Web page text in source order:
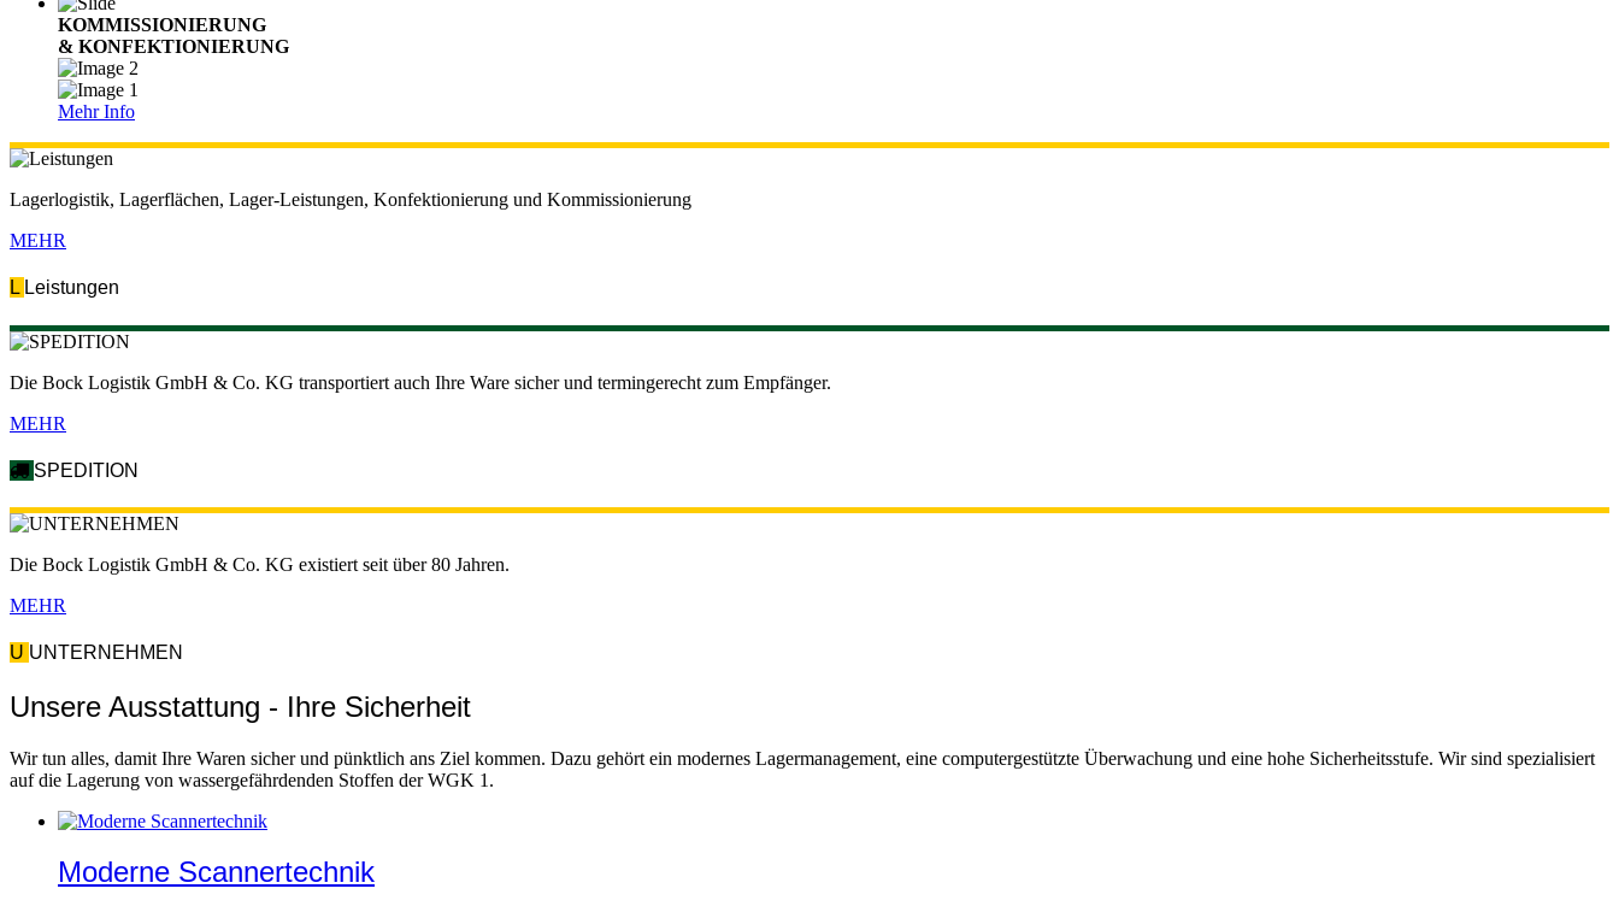
KOMMISSIONIERUNG
& KONFEKTIONIERUNG
Mehr Info
Lagerlogistik, Lagerflächen, Lager-Leistungen, Konfektionierung und Kommissionierung
MEHR
L Leistungen
Die Bock Logistik GmbH & Co. KG transportiert auch Ihre Ware sicher und termingerecht zum Empfänger.
MEHR
SPEDITION
Die Bock Logistik GmbH & Co. KG existiert seit über 80 Jahren.
MEHR
U UNTERNEHMEN
Unsere Ausstattung - Ihre Sicherheit
Wir tun alles, damit Ihre Waren sicher und pünktlich ans Ziel kommen. Dazu gehört ein modernes Lagermanagement, eine computergestützte Überwachung und eine hohe Sicherheitsstufe. Wir sind spezialisiert
auf die Lagerung von wassergefährdenden Stoffen der WGK 1.
Moderne Scannertechnik